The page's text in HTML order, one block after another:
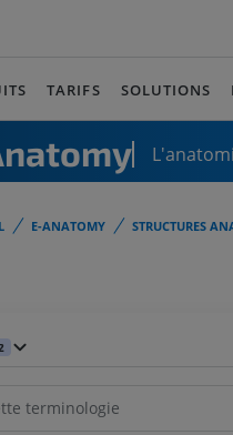
TARIFS SOLUTIONS
E-ANATOMY STRUCTURES